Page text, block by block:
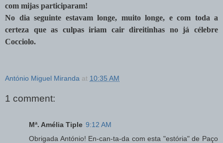
com mijas participaram!
No dia seguinte estavam longe, muito longe, e com toda a
certeza que as culpas iriam cair direitinhas no já célebre
Cocciolo.
António Miguel Miranda at 10:35 AM
1 comment:
Mª. Amélia Tiple 9:12 AM
Obrigada António! En-can-ta-da com esta "estória" de Paço